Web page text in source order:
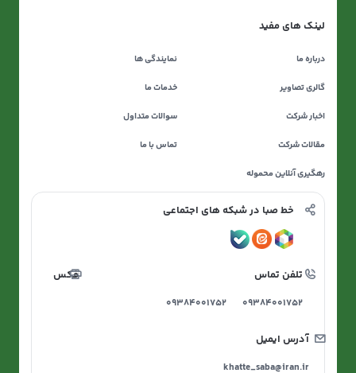
لینک های مفید
درباره ما نمایندگی ها
گالری تصاویر خدمات ما
اخبار شرکت سوالات متداول
مقالات شرکت تماس با ما
رهگیری آنلاین محموله
خط صبا در شبکه های اجتماعی
تلفن تماس
09384001752
09384001752
فکس
آدرس ایمیل
khatte_saba@iran.ir